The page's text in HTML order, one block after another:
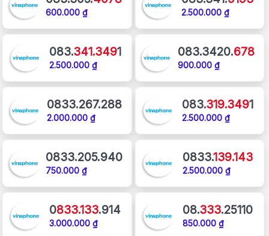
600.000 ₫ 2.500.000 ₫
083.341.3491
2.500.000 ₫
083.3420.678
900.000 ₫
0833.267.288
2.000.000 ₫
083.319.3491
2.500.000 ₫
0833.205.940
750.000 ₫
0833.139.143
2.500.000 ₫
0833.133.914
3.000.000 ₫
08.333.25110
850.000 ₫